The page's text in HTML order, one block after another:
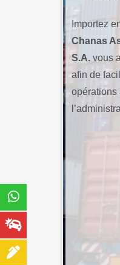
Importez
Chanas
S.A.vous
afin de
opérations